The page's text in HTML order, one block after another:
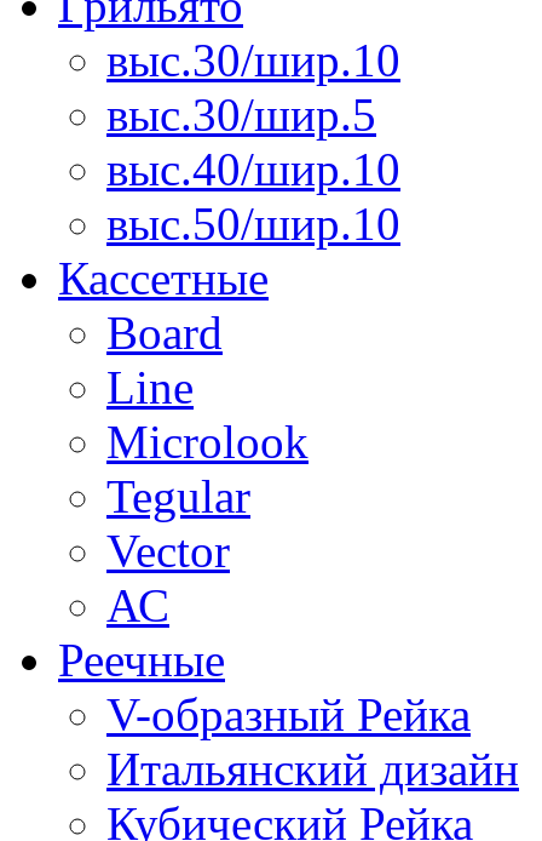
выс.30/шир.10
выс.30/шир.5
выс.40/шир.10
выс.50/шир.10
Кассетные
Board
Line
Microlook
Tegular
Vector
АС
Реечные
V-образный Рейка
Итальянский дизайн
Кубический Рейка